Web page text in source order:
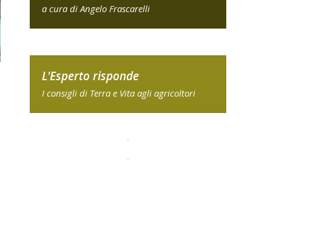
a cura di Angelo Frascarelli
L'Esperto risponde
I consigli di Terra e Vita agli agricoltori